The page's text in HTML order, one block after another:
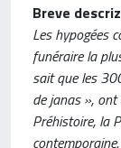
Breve
Les hypogées
funéraire la
sait que les
de janas »,
Préhistoire, la